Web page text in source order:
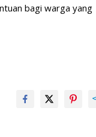
bagi warga yang